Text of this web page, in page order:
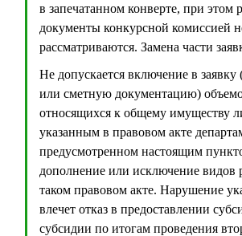
в запечатанном конверте, при этом
документы конкурсной комиссией
рассматриваются. Замена части
Не допускается включение в
или сметную документацию)
относящихся к общему имуществу
указанным в правовом акте
предусмотренном настоящим
дополнение или исключение видов
таком правовом акте. Нарушение
влечет отказ в предоставлении
субсидии по итогам проведения